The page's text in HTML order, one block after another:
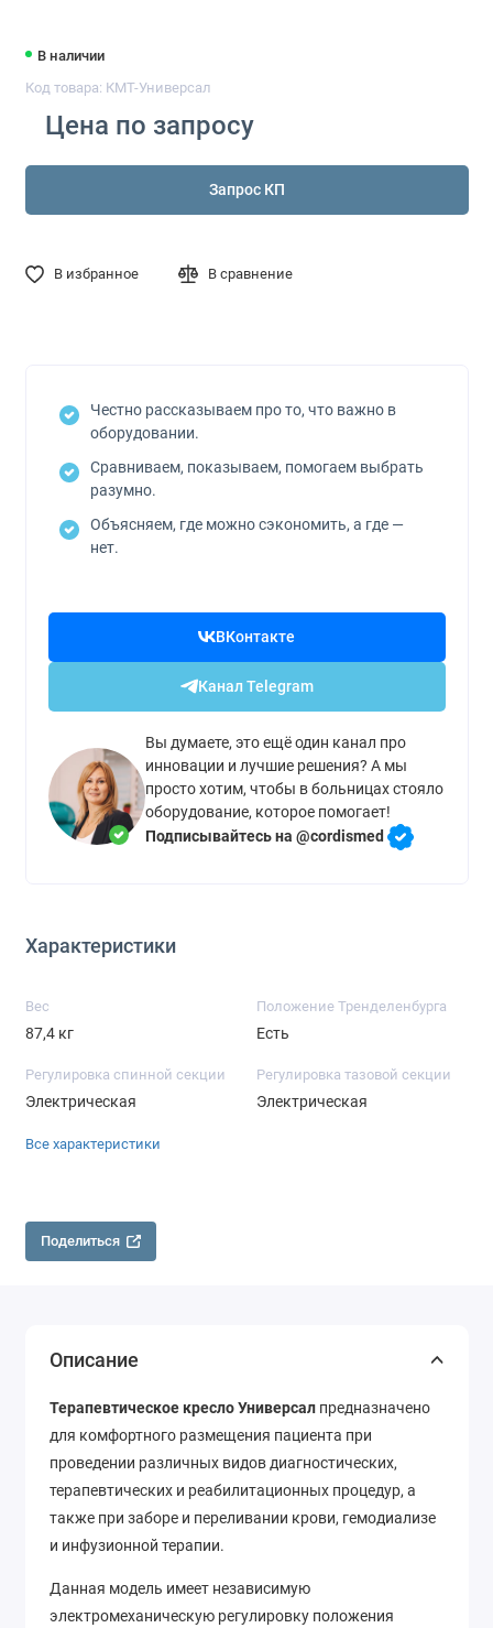
В наличии
Код товара: КМТ-Универсал
Цена по запросу
Запрос КП
В избранное В сравнение
Честно рассказываем про то, что важно в
оборудовании.
Сравниваем, показываем, помогаем выбрать
разумно.
Объясняем, где можно сэкономить, а где —
нет.
ВКонтакте
Канал Telegram
Вы думаете, это ещё один канал про
инновации и лучшие решения? А мы
просто хотим, чтобы в больницах стояло
оборудование, которое помогает!
Подписывайтесь на @cordismed
Характеристики
Вес
87,4 кг
Положение Тренделенбурга
Есть
Регулировка спинной секции
Электрическая
Регулировка тазовой секции
Электрическая
Все характеристики
Поделиться
Описание
Терапевтическое кресло Универсал предназначено
для комфортного размещения пациента при
проведении различных видов диагностических,
терапевтических и реабилитационных процедур, а
также при заборе и переливании крови, гемодиализе
и инфузионной терапии.
Данная модель имеет независимую
электромеханическую регулировку положения